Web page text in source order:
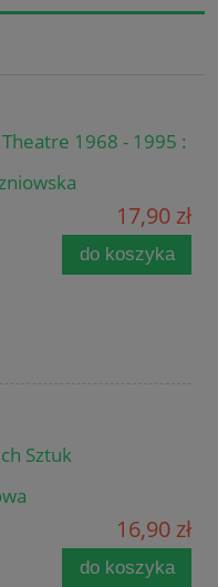
1968 - 1995 :
17,90 zł
do koszyka
Sztuk
16,90 zł
do koszyka